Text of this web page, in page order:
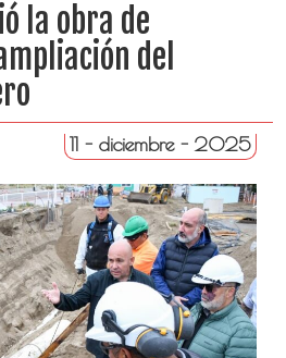
la obra de
del
11 - diciembre - 2025